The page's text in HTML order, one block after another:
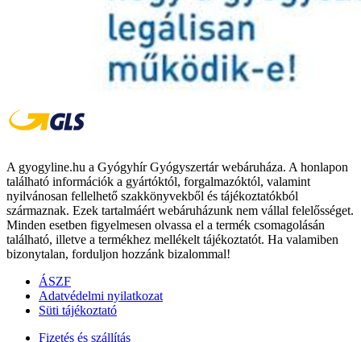
A gyogyline.hu a Gyógyhír Gyógyszertár webáruháza. A honlapon
található információk a gyártóktól, forgalmazóktól, valamint
nyilvánosan fellelhető szakkönyvekből és tájékoztatókból
származnak. Ezek tartalmáért webáruházunk nem vállal felelősséget.
Minden esetben figyelmesen olvassa el a termék csomagolásán
található, illetve a termékhez mellékelt tájékoztatót. Ha valamiben
bizonytalan, forduljon hozzánk bizalommal!
ÁSZF
Adatvédelmi nyilatkozat
Süti tájékoztató
Fizetés és szállítás